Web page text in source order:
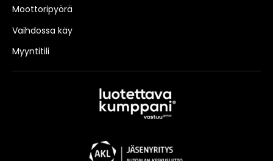
Moottoripyörä
Vaihdossa käy
Myyntitili